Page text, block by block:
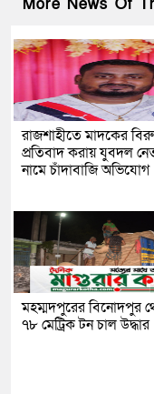
More News Of
রাজশাহীতে মাদকের
প্রতিবাদ করায় যুবদল
নামে চাঁদাবাজি অভিযোগ
মহম্মদপুরের বিনোদপুর
৭৮ মেট্রিক টন চাল উদ্ধার